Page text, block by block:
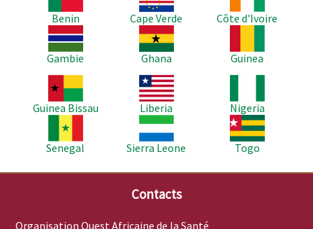
Benin
Cape Verde
Côte d'Ivoire
Image
Gambie
Image
Ghana
Guinea
Image
Guinea Bissau
Image
Liberia
Nigeria
Senegal
Image
Sierra Leone
Image
Togo
Contacts
Organisation Ouest Africaine de la Santé